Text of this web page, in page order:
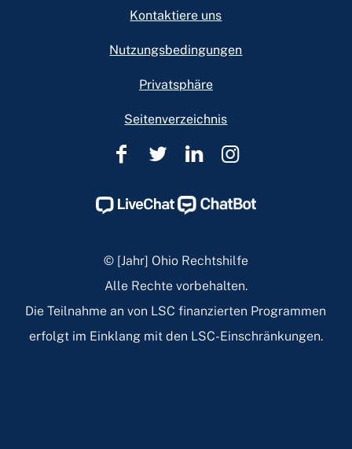
Kontaktiere uns
Nutzungsbedingungen
Privatsphäre
Seitenverzeichnis
Rechtshilfe
Ohio
Page
Rechtshilfe
Ohio
Page
Rechtshilfe
Ohio
Page
Rechtshilfe
Ohio
Page
© [Jahr] Ohio Rechtshilfe
Alle Rechte vorbehalten.
Die Teilnahme an von LSC finanzierten Programmen
erfolgt im Einklang mit den LSC-Einschränkungen.